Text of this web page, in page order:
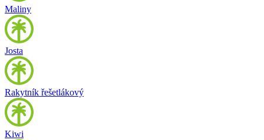
Maliny
Josta
Rakytník řešetlákový
Kiwi